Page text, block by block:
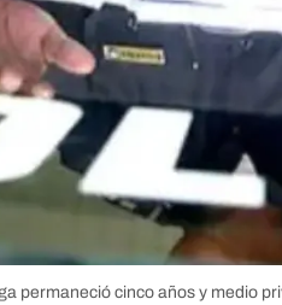
permaneció cinco años y medio